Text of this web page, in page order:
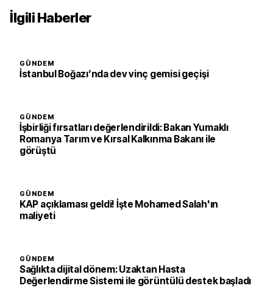
İlgili Haberler
GÜNDEM
İstanbul Boğazı’nda dev vinç gemisi geçişi
GÜNDEM
İşbirliği fırsatları değerlendirildi: Bakan Yumaklı
Romanya Tarım ve Kırsal Kalkınma Bakanı ile
görüştü
GÜNDEM
KAP açıklaması geldi! İşte Mohamed Salah'ın
maliyeti
GÜNDEM
Sağlıkta dijital dönem: Uzaktan Hasta
Değerlendirme Sistemi ile görüntülü destek başladı